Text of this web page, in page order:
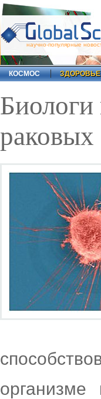
научно-популярные
КОСМОС ЗДОРОВЬЕ
раковых